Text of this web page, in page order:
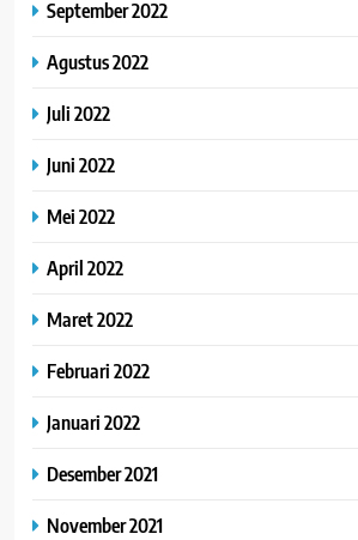
September 2022
Agustus 2022
Juli 2022
Juni 2022
Mei 2022
April 2022
Maret 2022
Februari 2022
Januari 2022
Desember 2021
November 2021